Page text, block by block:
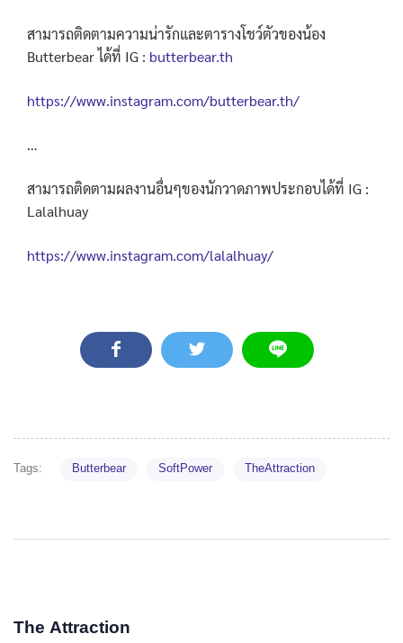
สามารถติดตามความน่ารักและตารางโชว์ตัวของน้อง
Butterbear ได้ที่ IG : butterbear.th
https://www.instagram.com/butterbear.th/
…
สามารถติดตามผลงานอื่นๆของนักวาดภาพประกอบได้ที่ IG :
Lalalhuay
https://www.instagram.com/lalalhuay/
Tags: Butterbear SoftPower TheAttraction
The Attraction